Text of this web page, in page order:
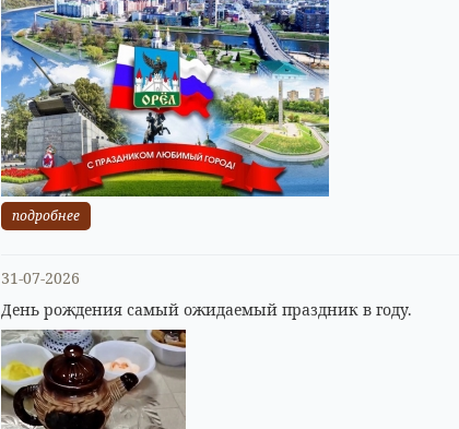
подробнее
31-07-2026
День рождения самый ожидаемый праздник в году.